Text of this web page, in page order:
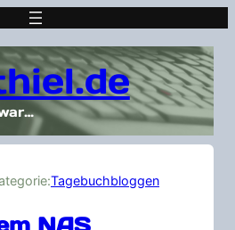
Tagebuchbloggen